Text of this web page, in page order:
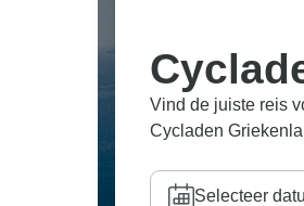
Vind de juiste reis
Cycladen
Selecteer